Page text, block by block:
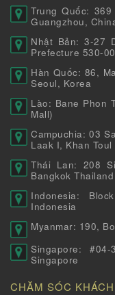
Trung Quốc:
Guangzhou,
Nhật Bản: 3-27
Prefecture 530-
Hàn Quốc: 86,
Seoul, Korea
Lào: Bane Phon
Mall)
Campuchia: 03
Laak I, Khan
Thái Lan: 208
Bangkok Thailand
Indonesia:
Indonesia
Myanmar: 190,
Singapore:
Singapore
CHĂM SÓC